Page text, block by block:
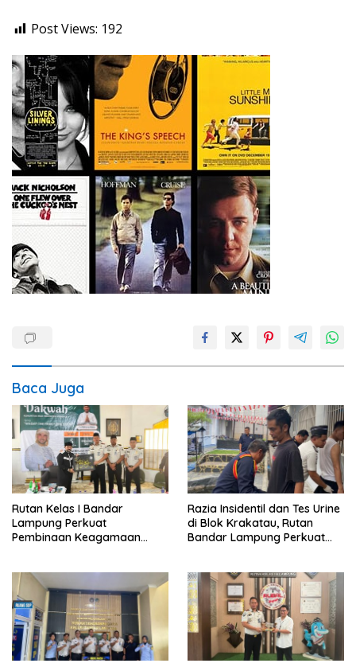
Post Views: 192
Baca Juga
Rutan Kelas I Bandar
Lampung Perkuat
Pembinaan Keagamaan
Habsyi
Razia Insidentil dan Tes Urine
di Blok Krakatau, Rutan
Bandar Lampung Perkuat
HALINAR